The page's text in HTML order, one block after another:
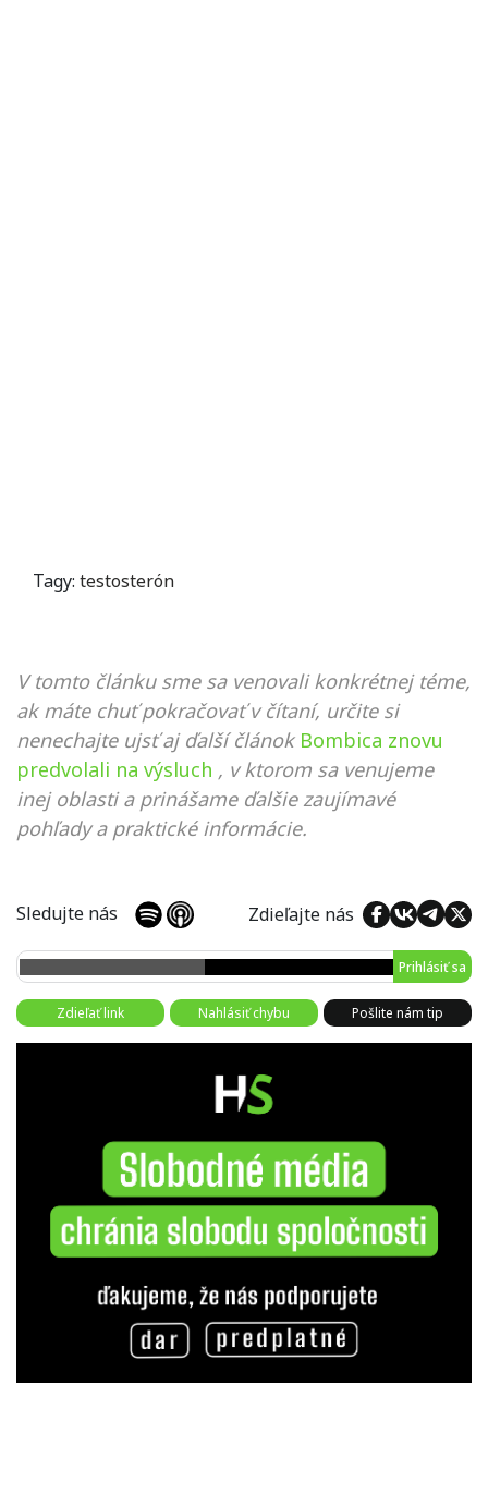
Tagy: testosterón
V tomto článku sme sa venovali konkrétnej téme,
ak máte chuť pokračovať v čítaní, určite si
nenechajte ujsť aj ďalší článok Bombica znovu
predvolali na výsluch , v ktorom sa venujeme
inej oblasti a prinášame ďalšie zaujímavé
pohľady a praktické informácie.
Sledujte nás Zdieľajte nás
Prihlásiť sa
Zdieľať link Nahlásiť chybu Pošlite nám tip